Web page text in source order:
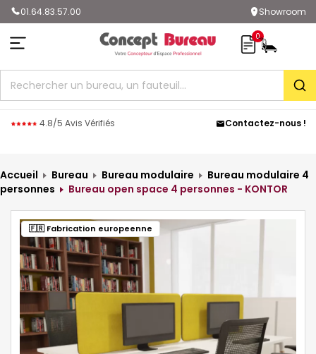
01.64.83.57.00 Showroom
0
4.8/5 Avis Vérifiés Contactez-nous !
Accueil Bureau Bureau modulaire
Bureau modulaire 4
personnes
Bureau open space 4 personnes - KONTOR